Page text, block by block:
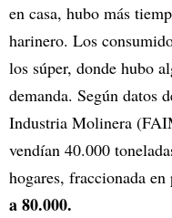
en casa, hubo más
harinero. Los
los súper, donde hubo
demanda. Según datos
Industria Molinera
vendían 40.000
hogares, fraccionada
a 80.000.